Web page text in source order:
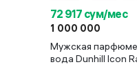
72 917 сум/мес
1 000 000
Мужская
вода Dunhill Icon